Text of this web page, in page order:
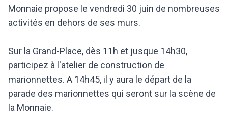
Monnaie propose le vendredi 30 juin de nombreuses
activités en dehors de ses murs.
Sur la Grand-Place, dès 11h et jusque 14h30,
participez à l'atelier de construction de
marionnettes. A 14h45, il y aura le départ de la
parade des marionnettes qui seront sur la scène de
la Monnaie.